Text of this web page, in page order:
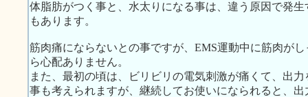
体脂肪がつく事と、水太りになる事は、違う原因で発
もあります。
筋肉痛にならないとの事ですが、EMS運動中に筋肉が
ら心配ありません。
また、最初の頃は、ビリビリの電気刺激が痛くて、出
事も考えられますが、継続してお使いになられると、